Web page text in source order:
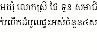
ឃុំ លោកស្រី ផៃ ទួន សមា
ក់របើកដំបូលផ្ទះអស់ចំនួន